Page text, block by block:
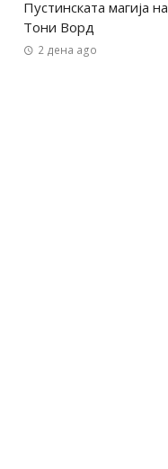
Пустинската магија на
Тони Ворд
2 дена ago